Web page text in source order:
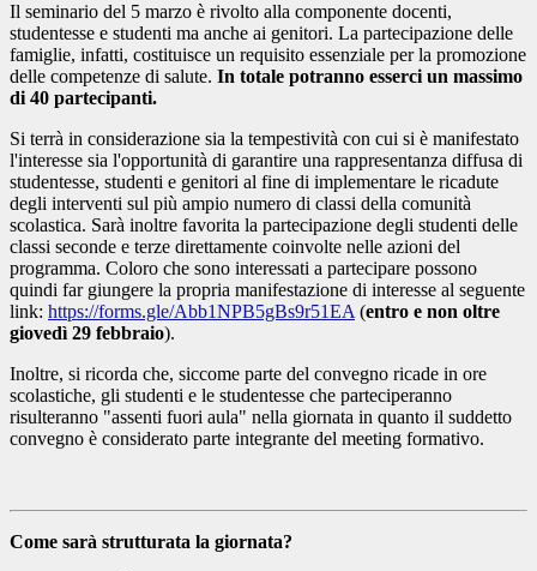
Il seminario del 5 marzo è rivolto alla componente docenti,
studentesse e studenti ma anche ai genitori. La partecipazione delle
famiglie, infatti, costituisce un requisito essenziale per la promozione
delle competenze di salute. In totale potranno esserci un massimo
di 40 partecipanti.
Si terrà in considerazione sia la tempestività con cui si è manifestato
l'interesse sia l'opportunità di garantire una rappresentanza diffusa di
studentesse, studenti e genitori al fine di implementare le ricadute
degli interventi sul più ampio numero di classi della comunità
scolastica. Sarà inoltre favorita la partecipazione degli studenti delle
classi seconde e terze direttamente coinvolte nelle azioni del
programma. Coloro che sono interessati a partecipare possono
quindi far giungere la propria manifestazione di interesse al seguente
link: https://forms.gle/Abb1NPB5gBs9r51EA (entro e non oltre
giovedì 29 febbraio).
Inoltre, si ricorda che, siccome parte del convegno ricade in ore
scolastiche, gli studenti e le studentesse che parteciperanno
risulteranno "assenti fuori aula" nella giornata in quanto il suddetto
convegno è considerato parte integrante del meeting formativo.
Come sarà strutturata la giornata?